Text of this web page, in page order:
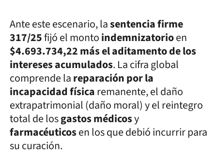
Ante este escenario, lasentencia firme
317/25fijó el montoindemnizatorioen
$4.693.734,22 más el aditamento de los
intereses acumulados. La cifra global
comprende lareparación por la
incapacidad físicaremanente, el daño
extrapatrimonial (daño moral) y el reintegro
total de losgastos médicosy
farmacéuticosen los que debió incurrir para
su curación.